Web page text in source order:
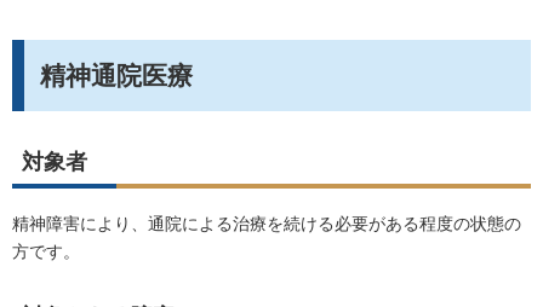
精神通院医療
対象者
精神障害により、通院による治療を続ける必要がある程度の状態の
方です。